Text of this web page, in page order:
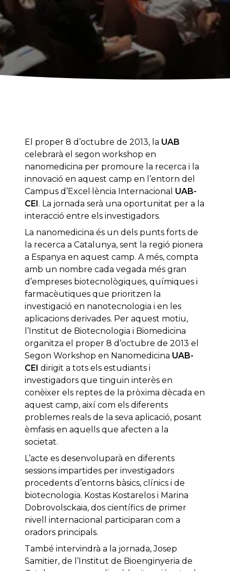
El proper 8 d’octubre de 2013, la UAB
celebrarà el segon workshop en
nanomedicina per promoure la recerca i la
innovació en aquest camp en l’entorn del
Campus d’Excel·lència Internacional UAB-
CEI. La jornada serà una oportunitat per a la
interacció entre els investigadors.
La nanomedicina és un dels punts forts de
la recerca a Catalunya, sent la regió pionera
a Espanya en aquest camp. A més, compta
amb un nombre cada vegada més gran
d’empreses biotecnològiques, químiques i
farmacèutiques que prioritzen la
investigació en nanotecnologia i en les
aplicacions derivades. Per aquest motiu,
l’Institut de Biotecnologia i Biomedicina
organitza el proper 8 d’octubre de 2013 el
Segon Workshop en Nanomedicina UAB-
CEI dirigit a tots els estudiants i
investigadors que tinguin interès en
conèixer els reptes de la pròxima dècada en
aquest camp, així com els diferents
problemes reals de la seva aplicació, posant
èmfasis en aquells que afecten a la
societat.
L’acte es desenvoluparà en diferents
sessions impartides per investigadors
procedents d’entorns bàsics, clínics i de
biotecnologia. Kostas Kostarelos i Marina
Dobrovolsckaia, dos científics de primer
nivell internacional participaran com a
oradors principals.
També intervindrà a la jornada, Josep
Samitier, de l’Institut de Bioenginyeria de